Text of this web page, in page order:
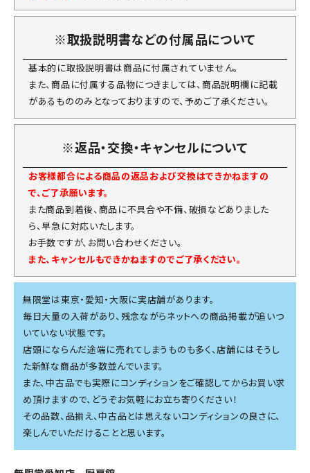
※取扱説明書などの付属品について
基本的に取扱説明書は商品に付属されていません。
また、商品に付属する品物につきましては、商品説明欄に記載
があるもののみとなっておりますので、予めご了承ください。
※返品・交換・キャンセルについて
お客様都合による商品の返品および交換はできかねますの
で、ご了承願います。
また商品到着後、商品に不具合や不備、破損などありました
ら、早急に対応いたします。
お手数ですが、お問い合わせください。
また、キャンセルもできかねますのでご了承ください。
無限堂は東京・愛知・大阪に実店舗があります。
毎日大量の入荷があり、残念ながらネットへの商品掲載が追いつ
いていない状態です。
店頭にならんだ途端に売れてしまうものも多く、店舗にはそうし
た新鮮な商品が多数並んでいます。
また、中古品でも実際にコンディションをご確認してからお買い求
め頂けますので、どうぞお気軽にお立ち寄りください！
その品数、品揃え、中古品とは思えないコンディションの良さに、
楽しんでいただけることと思います。